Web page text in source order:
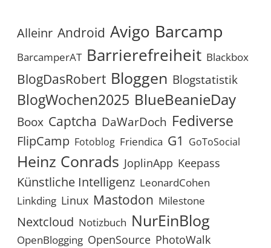
Alleinr Android Avigo Barcamp
BarcamperAT Barrierefreiheit Blackbox
BlogDasRobert Bloggen Blogstatistik
BlogWochen2025 BlueBeanieDay
Boox Captcha DaWarDoch Fediverse
FlipCamp Fotoblog Friendica G1 GoToSocial
Heinz Conrads JoplinApp Keepass
Künstliche Intelligenz LeonardCohen
Linkding Linux Mastodon Milestone
Nextcloud Notizbuch NurEinBlog
OpenBlogging OpenSource PhotoWalk